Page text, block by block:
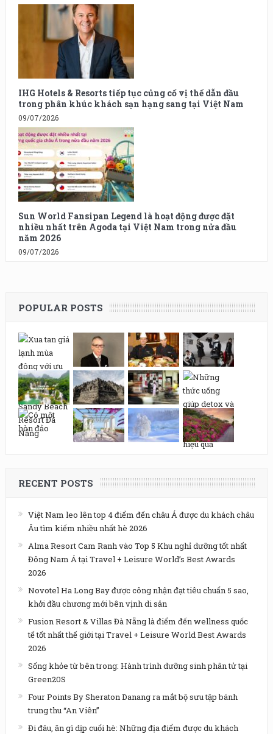
IHG Hotels & Resorts tiếp tục củng cố vị thế dẫn đầu
trong phân khúc khách sạn hạng sang tại Việt Nam
09/07/2026
Sun World Fansipan Legend là hoạt động được đặt
nhiều nhất trên Agoda tại Việt Nam trong nửa đầu
năm 2026
09/07/2026
POPULAR POSTS
RECENT POSTS
Việt Nam leo lên top 4 điểm đến châu Á được du khách châu
Âu tìm kiếm nhiều nhất hè 2026
Alma Resort Cam Ranh vào Top 5 Khu nghỉ dưỡng tốt nhất
Đông Nam Á tại Travel + Leisure World’s Best Awards
2026
Novotel Ha Long Bay được công nhận đạt tiêu chuẩn 5 sao,
khởi đầu chương mới bên vịnh di sản
Fusion Resort & Villas Đà Nẵng là điểm đến wellness quốc
tế tốt nhất thế giới tại Travel + Leisure World Best Awards
2026
Sống khỏe từ bên trong: Hành trình dưỡng sinh phân tử tại
Green20S
Four Points By Sheraton Danang ra mắt bộ sưu tập bánh
trung thu “An Viên”
Đi đâu, ăn gì dịp cuối hè: Những địa điểm được du khách